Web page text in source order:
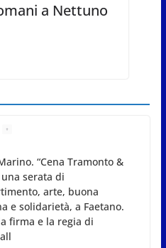
a Nettuno
della Federazione Judo
all’European Cup
2026 di Skopje
2026